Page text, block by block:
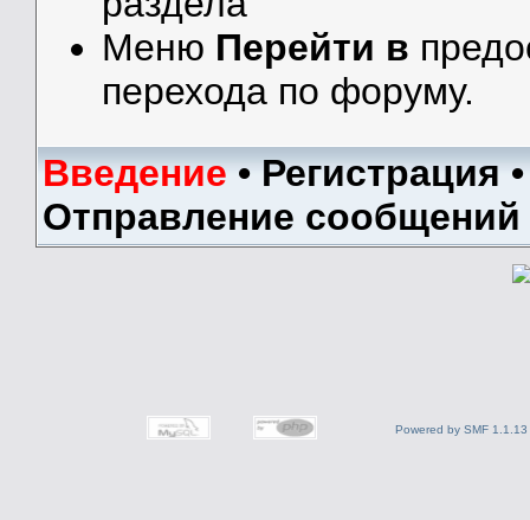
Меню Перейти в
перехода по форуму.
Введение•Регистрация
Отправление сообщений
Powered by SMF 1.1.13